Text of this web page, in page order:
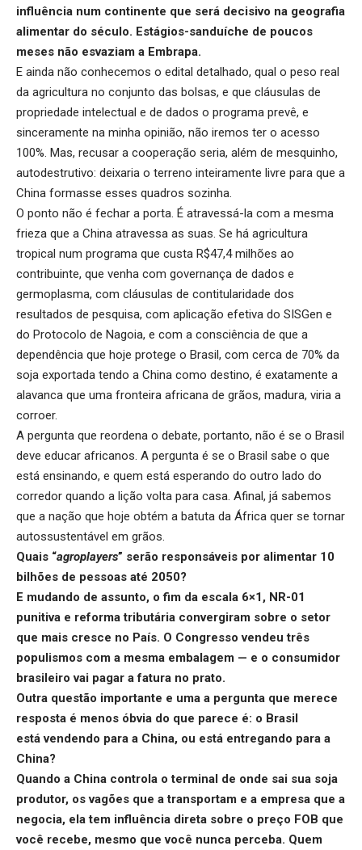
influência num continente que será decisivo na geografia
alimentar do século. Estágios-sanduíche de poucos
meses não esvaziam a Embrapa.
E ainda não conhecemos o edital detalhado, qual o peso real
da agricultura no conjunto das bolsas, e que cláusulas de
propriedade intelectual e de dados o programa prevê, e
sinceramente na minha opinião, não iremos ter o acesso
100%. Mas, recusar a cooperação seria, além de mesquinho,
autodestrutivo: deixaria o terreno inteiramente livre para que a
China formasse esses quadros sozinha.
O ponto não é fechar a porta. É atravessá-la com a mesma
frieza que a China atravessa as suas. Se há agricultura
tropical num programa que custa R$47,4 milhões ao
contribuinte, que venha com governança de dados e
germoplasma, com cláusulas de contitularidade dos
resultados de pesquisa, com aplicação efetiva do SISGen e
do Protocolo de Nagoia, e com a consciência de que a
dependência que hoje protege o Brasil, com cerca de 70% da
soja exportada tendo a China como destino, é exatamente a
alavanca que uma fronteira africana de grãos, madura, viria a
corroer.
A pergunta que reordena o debate, portanto, não é se o Brasil
deve educar africanos. A pergunta é se o Brasil sabe o que
está ensinando, e quem está esperando do outro lado do
corredor quando a lição volta para casa. Afinal, já sabemos
que a nação que hoje obtém a batuta da África quer se tornar
autossustentável em grãos.
Quais “agroplayers” serão responsáveis por alimentar 10
bilhões de pessoas até 2050?
E mudando de assunto, ofim da escala 6×1, NR-01
punitiva e reforma tributária convergiram sobre o setor
que mais cresce no País. O Congresso vendeu três
populismos com a mesma embalagem — e o consumidor
brasileiro vai pagar a fatura no prato.
Outra questão importante e uma a pergunta que merece
resposta é menos óbvia do que parece é: o Brasil
estávendendo para a China, ou está entregando para a
China?
Quando a China controla o terminal de onde sai sua soja
produtor, os vagões que a transportam e a empresa que a
negocia, ela tem influência direta sobre o preço FOB que
você recebe, mesmo que você nunca perceba. Quem